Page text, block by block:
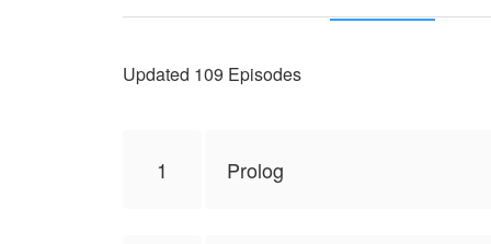
Karya ini diterbitkan atas izin NovelToon
Updated 109 Episodes
1 Prolog